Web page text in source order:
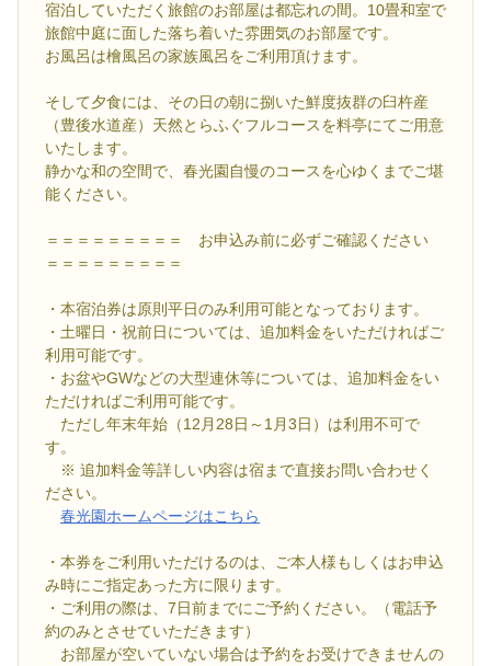
宿泊していただく旅館のお部屋は都忘れの間。10畳和室で
旅館中庭に面した落ち着いた雰囲気のお部屋です。
お風呂は檜風呂の家族風呂をご利用頂けます。
そして夕食には、その日の朝に捌いた鮮度抜群の臼杵産
（豊後水道産）天然とらふぐフルコースを料亭にてご用意
いたします。
静かな和の空間で、春光園自慢のコースを心ゆくまでご堪
能ください。
＝＝＝＝＝＝＝＝＝ お申込み前に必ずご確認ください
＝＝＝＝＝＝＝＝＝
・本宿泊券は原則平日のみ利用可能となっております。
・土曜日・祝前日については、追加料金をいただければご
利用可能です。
・お盆やGWなどの大型連休等については、追加料金をい
ただければご利用可能です。
ただし年末年始（12月28日～1月3日）は利用不可で
す。
※ 追加料金等詳しい内容は宿まで直接お問い合わせく
ださい。
春光園ホームページはこちら
・本券をご利用いただけるのは、ご本人様もしくはお申込
み時にご指定あった方に限ります。
・ご利用の際は、7日前までにご予約ください。（電話予
約のみとさせていただきます）
お部屋が空いていない場合は予約をお受けできませんの